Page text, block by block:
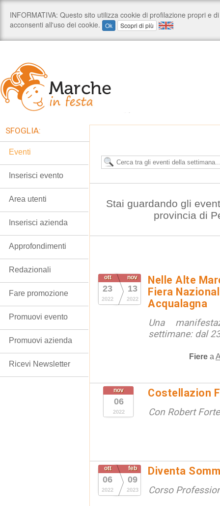
Stai guardando gli
provincia di
ott
23
2022
nov
13
2022
Nelle Alte
Fiera
Acqualagna
Una
settimane: dal
Fiere a
nov
06
2022
Costellazion
Con Robert Forte
ott
06
2022
feb
09
2023
Diventa
Corso
SFOGLIA:
Eventi
Inserisci evento
Area utenti
Inserisci azienda
Approfondimenti
Redazionali
Fare promozione
Promuovi evento
Promuovi azienda
Ricevi Newsletter